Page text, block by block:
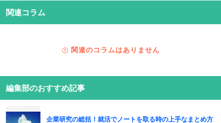
関連コラム
関連のコラムはありません
編集部のおすすめ記事
企業研究の総括！就活でノートを取る時の上手なまとめ方